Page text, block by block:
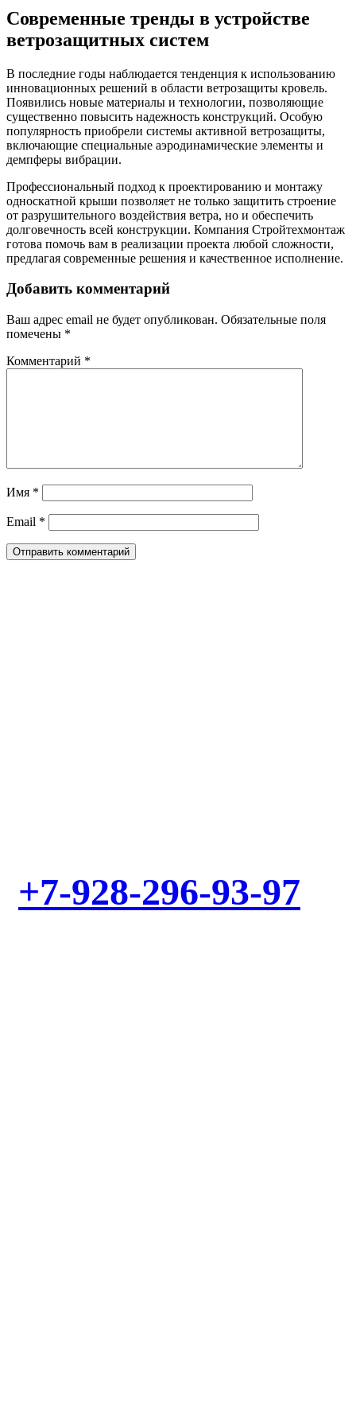
Современные тренды в устройстве
ветрозащитных систем
В последние годы наблюдается тенденция к использованию
инновационных решений в области ветрозащиты кровель.
Появились новые материалы и технологии, позволяющие
существенно повысить надежность конструкций. Особую
популярность приобрели системы активной ветрозащиты,
включающие специальные аэродинамические элементы и
демпферы вибрации.
Профессиональный подход к проектированию и монтажу
односкатной крыши позволяет не только защитить строение
от разрушительного воздействия ветра, но и обеспечить
долговечность всей конструкции. Компания Стройтехмонтаж
готова помочь вам в реализации проекта любой сложности,
предлагая современные решения и качественное исполнение.
Добавить комментарий
Ваш адрес email не будет опубликован. Обязательные поля
помечены *
Комментарий *
Имя *
Email *
+7-928-296-93-97